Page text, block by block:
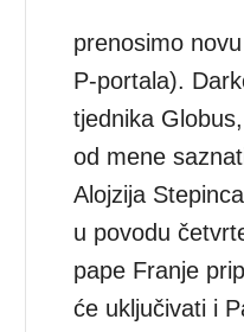
prenosimo
P-portala).
tjednika
od mene
Alojzija
u povodu
pape Franje
će uključivati i